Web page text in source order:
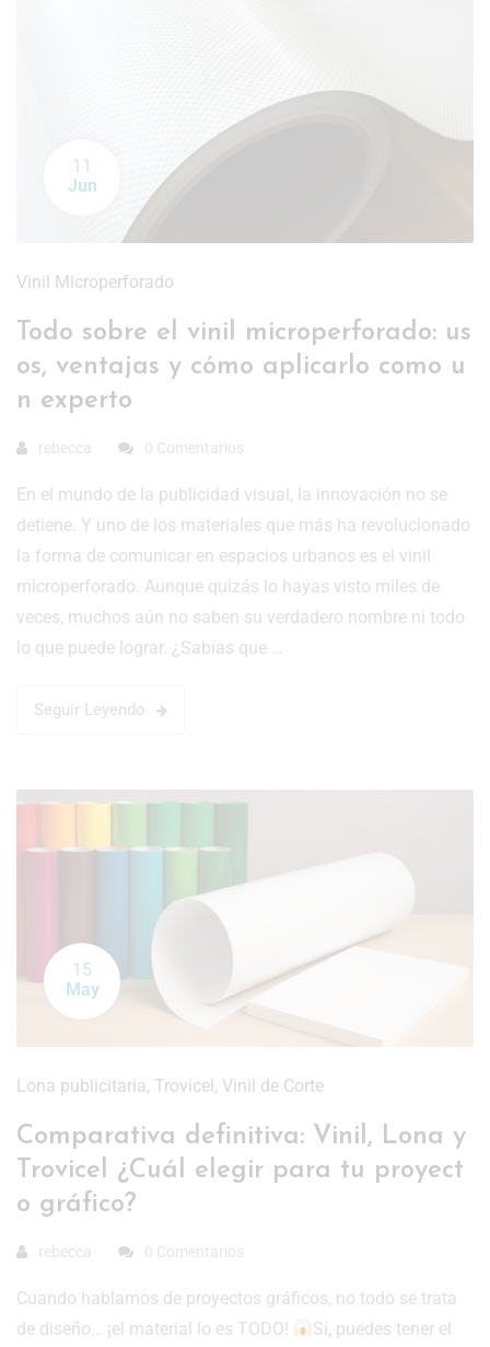
11
Jun
Vinil Microperforado
Todo sobre el vinil microperforado: us
os, ventajas y cómo aplicarlo como u
n experto
rebecca 0 Comentarios
En el mundo de la publicidad visual, la innovación no se
detiene. Y uno de los materiales que más ha revolucionado
la forma de comunicar en espacios urbanos es el vinil
microperforado. Aunque quizás lo hayas visto miles de
veces, muchos aún no saben su verdadero nombre ni todo
lo que puede lograr. ¿Sabías que …
Seguir Leyendo
15
May
Lona publicitaria, Trovicel, Vinil de Corte
Comparativa definitiva: Vinil, Lona y
Trovicel ¿Cuál elegir para tu proyect
o gráfico?
rebecca 0 Comentarios
Cuando hablamos de proyectos gráficos, no todo se trata
de diseño… ¡el material lo es TODO!
Sí, puedes tener el